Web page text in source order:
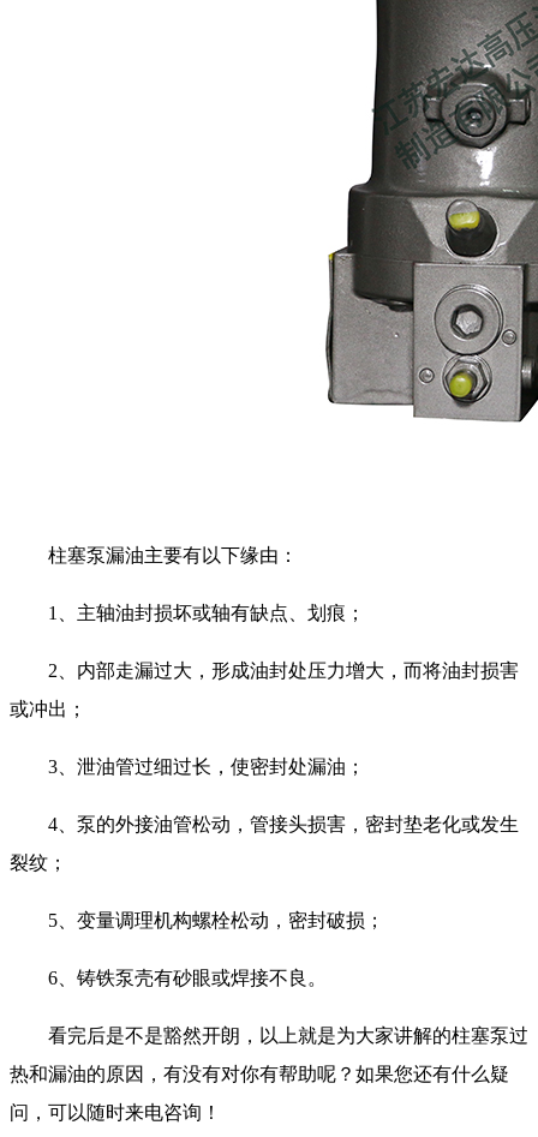
柱塞泵漏油主要有以下缘由：
1、主轴油封损坏或轴有缺点、划痕；
2、内部走漏过大，形成油封处压力增大，而将油封损害
或冲出；
3、泄油管过细过长，使密封处漏油；
4、泵的外接油管松动，管接头损害，密封垫老化或发生
裂纹；
5、变量调理机构螺栓松动，密封破损；
6、铸铁泵壳有砂眼或焊接不良。
看完后是不是豁然开朗，以上就是为大家讲解的柱塞泵过
热和漏油的原因，有没有对你有帮助呢？如果您还有什么疑
问，可以随时来电咨询！